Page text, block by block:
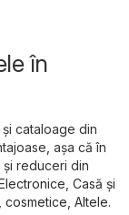
în
cataloage din
așa că în
reduceri din
Casă și
cosmetice Altele.